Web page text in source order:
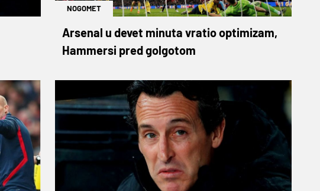
NOGOMET
Arsenal u devet minuta vratio optimizam,
Hammersi pred golgotom